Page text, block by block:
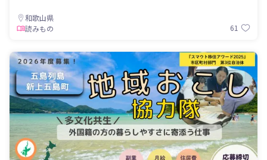
和歌山県
読みもの
61